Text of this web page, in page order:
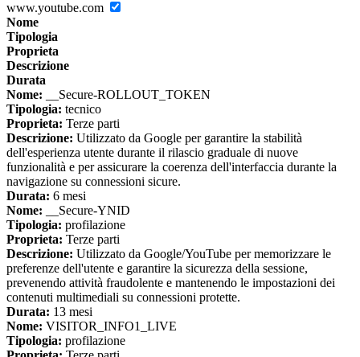
www.youtube.com
Nome
Tipologia
Proprieta
Descrizione
Durata
Nome: __Secure-ROLLOUT_TOKEN
Tipologia: tecnico
Proprieta: Terze parti
Descrizione: Utilizzato da Google per garantire la stabilità
dell'esperienza utente durante il rilascio graduale di nuove
funzionalità e per assicurare la coerenza dell'interfaccia durante la
navigazione su connessioni sicure.
Durata: 6 mesi
Nome: __Secure-YNID
Tipologia: profilazione
Proprieta: Terze parti
Descrizione: Utilizzato da Google/YouTube per memorizzare le
preferenze dell'utente e garantire la sicurezza della sessione,
prevenendo attività fraudolente e mantenendo le impostazioni dei
contenuti multimediali su connessioni protette.
Durata: 13 mesi
Nome: VISITOR_INFO1_LIVE
Tipologia: profilazione